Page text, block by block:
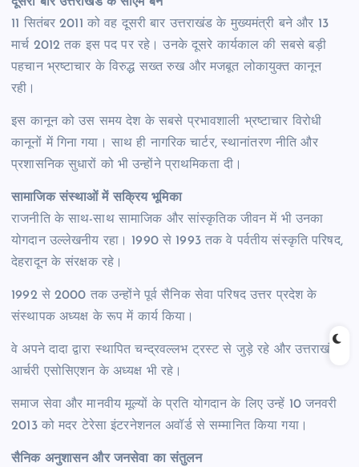
11 सितंबर 2011 को वह दूसरी बार उत्तराखंड के मुख्यमंत्री बने और 13
मार्च 2012 तक इस पद पर रहे। उनके दूसरे कार्यकाल की सबसे बड़ी
पहचान भ्रष्टाचार के विरुद्ध सख्त रुख और मजबूत लोकायुक्त कानून
रही।
इस कानून को उस समय देश के सबसे प्रभावशाली भ्रष्टाचार विरोधी
कानूनों में गिना गया। साथ ही नागरिक चार्टर, स्थानांतरण नीति और
प्रशासनिक सुधारों को भी उन्होंने प्राथमिकता दी।
सामाजिक संस्थाओं में सक्रिय भूमिका
राजनीति के साथ-साथ सामाजिक और सांस्कृतिक जीवन में भी उनका
योगदान उल्लेखनीय रहा। 1990 से 1993 तक वे पर्वतीय संस्कृति परिषद,
देहरादून के संरक्षक रहे।
1992 से 2000 तक उन्होंने पूर्व सैनिक सेवा परिषद उत्तर प्रदेश के
संस्थापक अध्यक्ष के रूप में कार्य किया।
वे अपने दादा द्वारा स्थापित चन्द्रवल्लभ ट्रस्ट से जुड़े रहे और उत्तराखंड
आर्चरी एसोसिएशन के अध्यक्ष भी रहे।
समाज सेवा और मानवीय मूल्यों के प्रति योगदान के लिए उन्हें 10 जनवरी
2013 को मदर टेरेसा इंटरनेशनल अवॉर्ड से सम्मानित किया गया।
सैनिक अनुशासन और जनसेवा का संतुलन